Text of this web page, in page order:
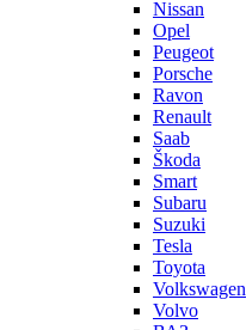
Nissan
Opel
Peugeot
Porsche
Ravon
Renault
Saab
Škoda
Smart
Subaru
Suzuki
Tesla
Toyota
Volkswagen
Volvo